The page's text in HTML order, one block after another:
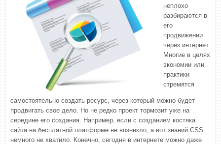
неплохо
разбираются в
его
продвижении
через интернет.
Многие в целях
экономии или
практики
стремятся
самостоятельно создать ресурс, через который можно будет
продвигать свое дело. Но не редко проект тормозит уже на
середине его создания. Например, если с созданием костяка
сайта на бесплатной платформе не возникло, а вот знаний CSS
немного не хватило. Конечно, сегодня в интернете можно даже